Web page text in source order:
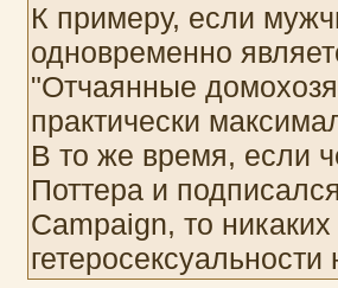
К примеру, если
одновременно
"Отчаянные
практически
В то же время, если
Поттера и
Campaign, то